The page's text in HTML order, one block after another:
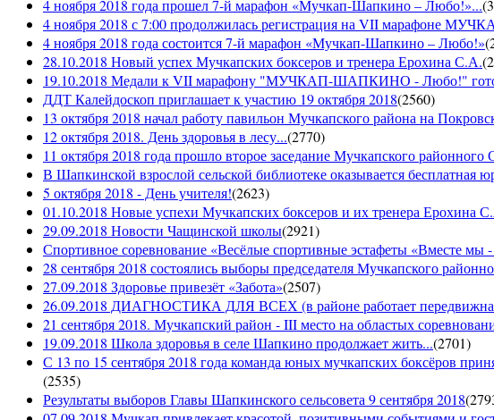
4 ноября 2018 года прошел 7-й марафон «Мучкап-Шапкино – Любо!»...(
4 ноября 2018 с 7:00 продолжилась регистрация на VII марафоне
4 ноября 2018 года состоится 7-й марафон «Мучкап-Шапкино – Любо!»(
28.10.2018 Новый успех Мучкапских боксеров и тренера Ерохина С.А.(
19.10.2018 Медали к VII марафону "МУЧКАП-ШАПКИНО - Любо!"
ДДТ Калейдоскоп приглашает к участию 19 октября 2018(2560)
13 октября 2018 начал работу павильон Мучкапского района на
12 октября 2018. День здоровья в лесу...(2770)
11 октября 2018 года прошло второе заседание Мучкапского районного
В Шапкинской взрослой сельской библиотеке оказывается бесплатная
5 октября 2018 - День учителя!(2623)
01.10.2018 Новые успехи Мучкапских боксеров и их тренера Ерохина
29.09.2018 Новости Чащинской школы(2921)
Спортивное соревнование «Весёлые спортивные эстафеты «Вместе мы -
28 сентября 2018 состоялись выборы председателя Мучкапского
27.09.2018 Здоровье привезёт «Забота»(2507)
26.09.2018 ДИАГНОСТИКА ДЛЯ ВСЕХ (в районе работает передвижная
21 сентября 2018. Мучкапский район - III место на областых
19.09.2018 Школа здоровья в селе Шапкино продолжает жить...(2701)
С 13 по 15 сентября 2018 года команда юных мучкапских боксёров
(2535)
Результаты выборов Главы Шапкинского сельсовета 9 сентября 2018(